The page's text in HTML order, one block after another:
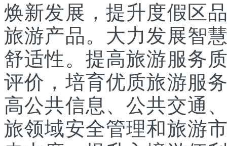
焕新发展，提升度假区
旅游产品。大力发展智
舒适性。提高旅游服务
评价，培育优质旅游服
高公共信息、公共交通
旅领域安全管理和旅游